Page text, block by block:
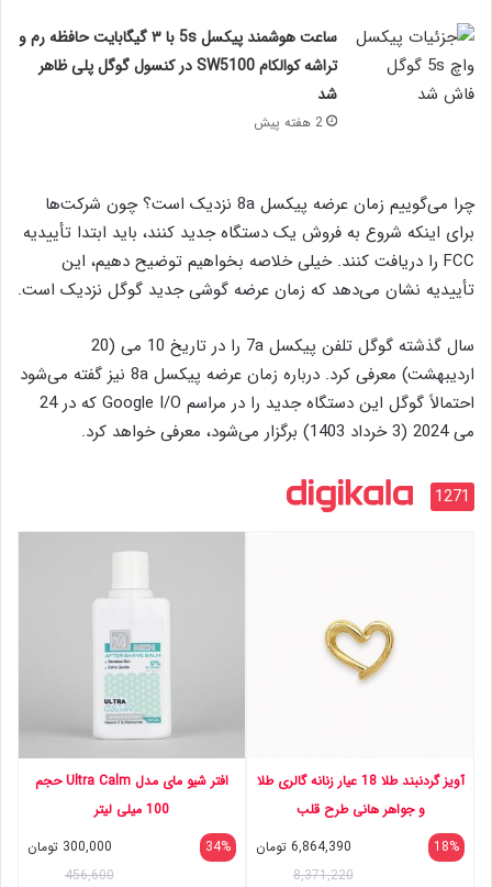
ساعت هوشمند پیکسل 5s با ۳ گیگابایت حافظه رم و
تراشه کوالکام SW5100 در کنسول گوگل پلی ظاهر
شد
2 هفته پیش
چرا می‌گوییم زمان عرضه پیکسل 8a نزدیک است؟ چون شرکت‌ها
برای اینکه شروع به فروش یک دستگاه جدید کنند، باید ابتدا تأییدیه
FCC را دریافت کنند. خیلی خلاصه بخواهیم توضیح دهیم، این
تأییدیه نشان می‌دهد که زمان عرضه گوشی جدید گوگل نزدیک است.
سال گذشته گوگل تلفن پیکسل 7a را در تاریخ 10 می (20
اردیبهشت) معرفی کرد. درباره زمان عرضه پیکسل 8a نیز گفته می‌شود
احتمالاً گوگل این دستگاه جدید را در مراسم Google I/O که در 24
می 2024 (3 خرداد 1403) برگزار می‌شود، معرفی خواهد کرد.
1271
آویز گردنبند طلا 18 عیار زنانه گالری طلا
و جواهر هانی طرح قلب
18%
6,864,390 تومان
8,371,220
افتر شیو مای مدل Ultra Calm حجم
100 میلی لیتر
34%
300,000 تومان
456,600